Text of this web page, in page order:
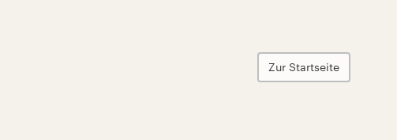
Zur Startseite